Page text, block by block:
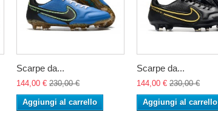
Scarpe da...
144,00 € 230,00 €
Aggiungi al carrello
Scarpe da...
144,00 € 230,00 €
Aggiungi al carrello